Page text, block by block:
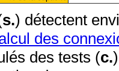
s.) détectent
des
des tests (c.